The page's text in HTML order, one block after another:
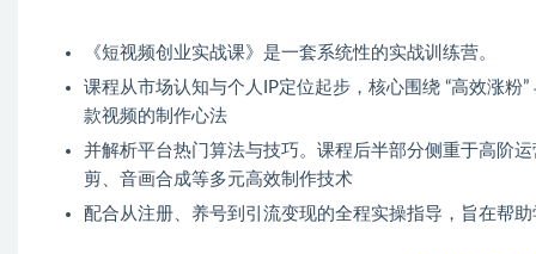
《短视频创业实战课》是一套系统性的实战训练营。
课程从市场认知与个人IP定位起步，核心围绕 “高效涨粉
款视频的制作心法
并解析平台热门算法与技巧。课程后半部分侧重于高阶
剪、音画合成等多元高效制作技术
配合从注册、养号到引流变现的全程实操指导，旨在帮